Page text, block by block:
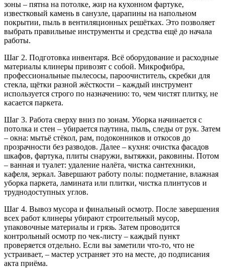
зоны – пятна на потолке, жир на кухонном фартуке,
известковый камень в санузле, царапины на напольном
покрытии, пыль в вентиляционных решётках. Это позволяет
выбрать правильные инструменты и средства ещё до начала
работы.
Шаг 2. Подготовка инвентаря. Всё оборудование и расходные
материалы клинеры привозят с собой. Микрофибра,
профессиональные пылесосы, пароочиститель, скребки для
стекла, щётки разной жёсткости – каждый инструмент
используется строго по назначению: то, чем чистят плитку, не
касается паркета.
Шаг 3. Работа сверху вниз по зонам. Уборка начинается с
потолка и стен – убирается паутина, пыль, следы от рук. Затем
– окна: мытьё стёкол, рам, подоконников и откосов до
прозрачности без разводов. Далее – кухня: очистка фасадов
шкафов, фартука, плиты снаружи, вытяжки, раковины. Потом
– ванная и туалет: удаление налёта, чистка сантехники,
кафеля, зеркал. Завершают работу полы: подметание, влажная
уборка паркета, ламината или плитки, чистка плинтусов и
труднодоступных углов.
Шаг 4. Вывоз мусора и финальный осмотр. После завершения
всех работ клинеры убирают строительный мусор,
упаковочные материалы и грязь. Затем проводится
контрольный осмотр по чек-листу – каждый пункт
проверяется отдельно. Если вы заметили что-то, что не
устраивает, – мастер устраняет это на месте, до подписания
акта приёма.